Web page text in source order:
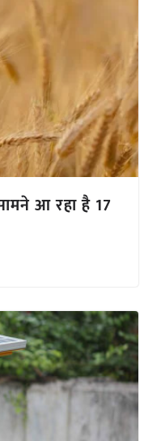
आ रहा है 17